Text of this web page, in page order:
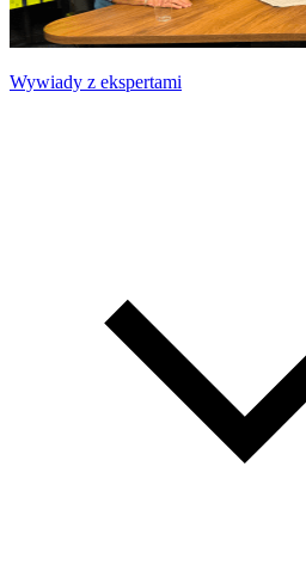
Wywiady z ekspertami